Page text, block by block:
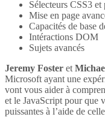
Sélecteurs CSS3
Mise en page
Capacités de base
Intéractions DOM
Sujets avancés
Jeremy Foster et
Microsoft ayant une
vont vous aider à
et le JavaScript pour que
puissantes à l’aide de